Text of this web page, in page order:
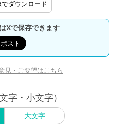
でダウンロード
Xで保存できます
見・ご要望はこちら
字・小文字）
大文字